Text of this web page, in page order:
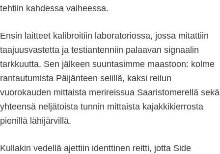
tehtiin kahdessa vaiheessa.
Ensin laitteet kalibroitiin laboratoriossa, jossa mitattiin
taajuusvastetta ja testiantenniin palaavan signaalin
tarkkuutta. Sen jälkeen suuntasimme maastoon: kolme
rantautumista Päijänteen selillä, kaksi reilun
vuorokauden mittaista merireissua Saaristomerellä sekä
yhteensä neljätoista tunnin mittaista kajakkikierrosta
pienillä lähijärvillä.
Kullakin vedellä ajettiin identtinen reitti, jotta Side